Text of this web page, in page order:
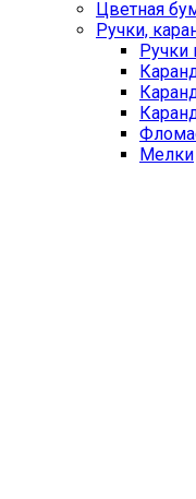
Цветная
Ручки,
Мелки